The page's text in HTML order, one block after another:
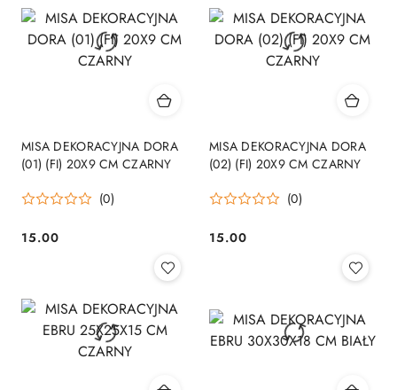
MISA DEKORACYJNA DORA
(01) (FI) 20X9 CM CZARNY
(0)
Cena:
15.00
MISA DEKORACYJNA DORA
(02) (FI) 20X9 CM CZARNY
(0)
Cena:
15.00